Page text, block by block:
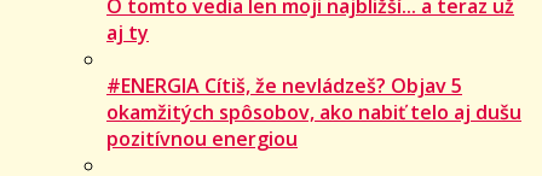
O tomto vedia len moji najbližší... a teraz už
aj ty
#ENERGIA Cítiš, že nevládzeš? Objav 5
okamžitých spôsobov, ako nabiť telo aj dušu
pozitívnou energiou